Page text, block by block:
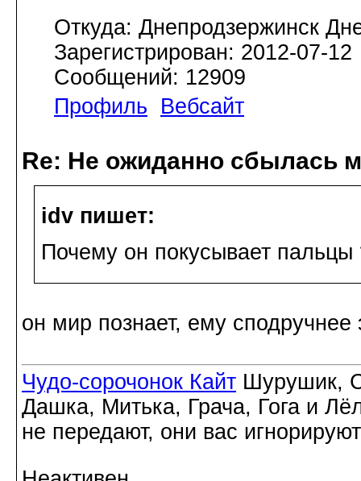
Откуда: Днепродзержинск
Зарегистрирован: 2012-07-12
Сообщений: 12909
Профиль
Вебсайт
Re: Не ожиданно сбылась
idv пишет:
Почему он покусывает пальцы
он мир познает, ему
Чудо-сорочонок Кайт Шурушик,
Дашка, Митька, Грача, Гога и
не передают, они вас игнорируют